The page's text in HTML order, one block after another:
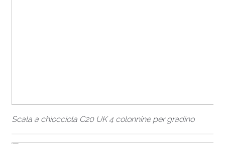
Scala a chiocciola C20 UK 4 colonnine per gradino